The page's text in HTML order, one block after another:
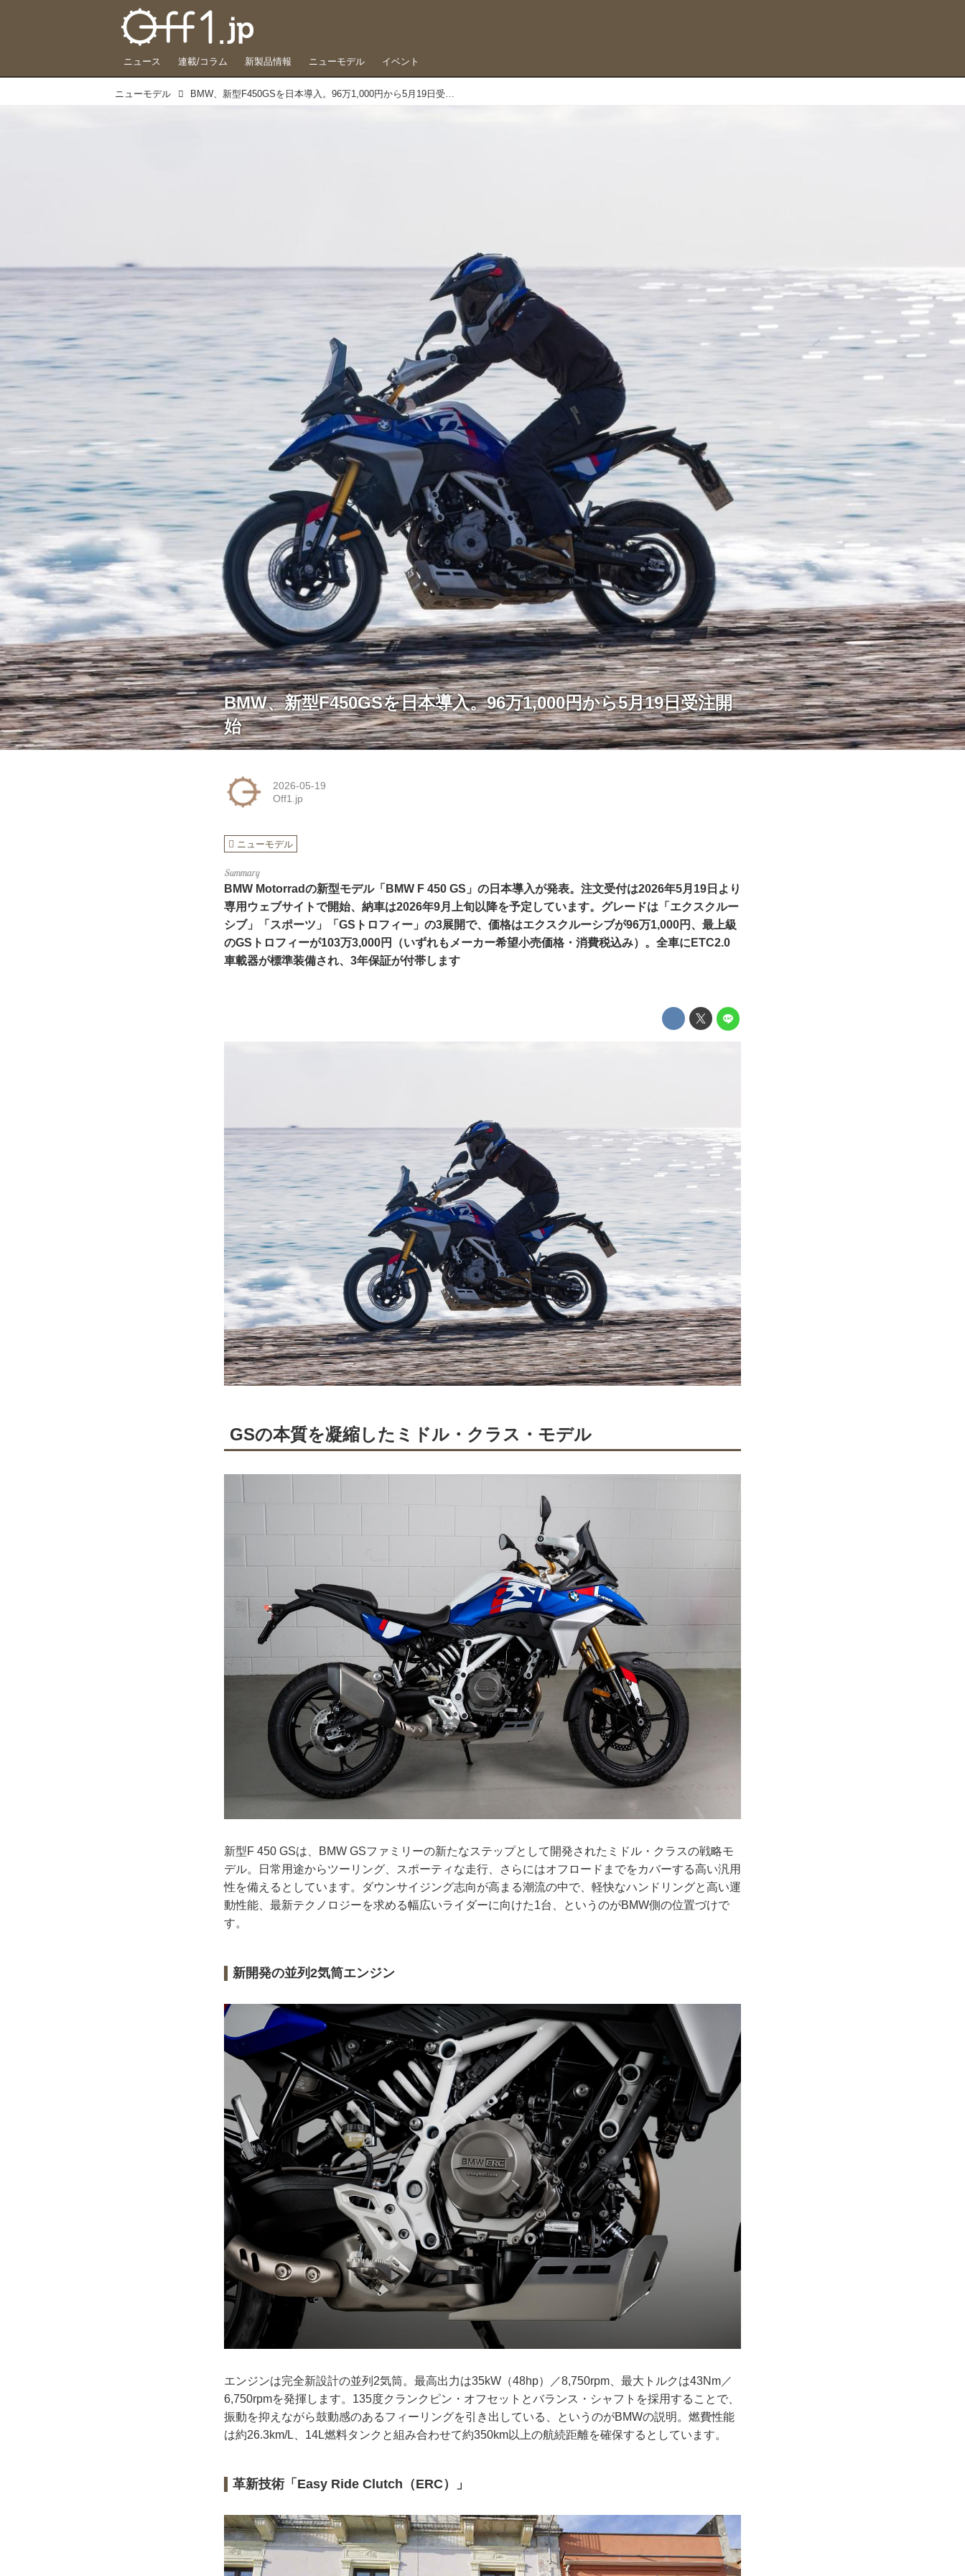
ニュース 連載/コラム 新製品情報 ニューモデル イベント
ニューモデル BMW、新型F450GSを日本導入。96万1,000円から5月19日受注開始
BMW、新型F450GSを日本導入。96万1,000円から5月19日受注開
始
2026-05-19
Off1.jp
ニューモデル
BMW Motorradの新型モデル「BMW F 450 GS」の日本導入が発表。注文受付は2026年5月19日より
専用ウェブサイトで開始、納車は2026年9月上旬以降を予定しています。グレードは「エクスクルー
シブ」「スポーツ」「GSトロフィー」の3展開で、価格はエクスクルーシブが96万1,000円、最上級
のGSトロフィーが103万3,000円（いずれもメーカー希望小売価格・消費税込み）。全車にETC2.0
車載器が標準装備され、3年保証が付帯します
GSの本質を凝縮したミドル・クラス・モデル
新型F 450 GSは、BMW GSファミリーの新たなステップとして開発されたミドル・クラスの戦略モ
デル。日常用途からツーリング、スポーティな走行、さらにはオフロードまでをカバーする高い汎用
性を備えるとしています。ダウンサイジング志向が高まる潮流の中で、軽快なハンドリングと高い運
動性能、最新テクノロジーを求める幅広いライダーに向けた1台、というのがBMW側の位置づけで
す。
新開発の並列2気筒エンジン
エンジンは完全新設計の並列2気筒。最高出力は35kW（48hp）／8,750rpm、最大トルクは43Nm／
6,750rpmを発揮します。135度クランクピン・オフセットとバランス・シャフトを採用することで、
振動を抑えながら鼓動感のあるフィーリングを引き出している、というのがBMWの説明。燃費性能
は約26.3km/L、14L燃料タンクと組み合わせて約350km以上の航続距離を確保するとしています。
革新技術「Easy Ride Clutch（ERC）」